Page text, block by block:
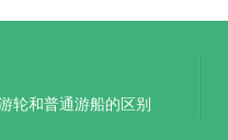
轮和普通游船的区别